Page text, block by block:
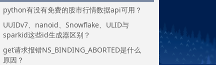
python有没有免费的股市行情数据api可用？
UUIDv7、nanoid、Snowflake、ULID与
sparkid这些id生成器区别？
get请求报错NS_BINDING_ABORTED是什么
原因？